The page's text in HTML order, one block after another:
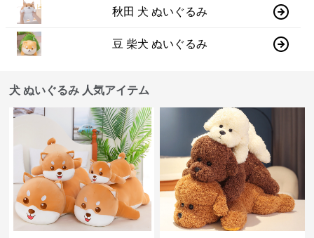
秋田 犬 ぬいぐるみ
豆 柴犬 ぬいぐるみ
犬 ぬいぐるみ 人気アイテム